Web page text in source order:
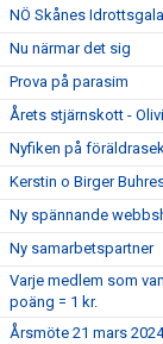
NÖ Skånes
Nu närmar det sig
Prova på parasim
Årets stjärnskott -
Nyfiken på
Kerstin o Birger
Ny spännande
Ny samarbetspartner
Varje medlem som
poäng = 1 kr.
Årsmöte 21 mars 2024